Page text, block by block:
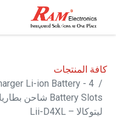
كافة المنتجات
Li-ion Battery - 4
ليتوكالا – Lii-D4XL